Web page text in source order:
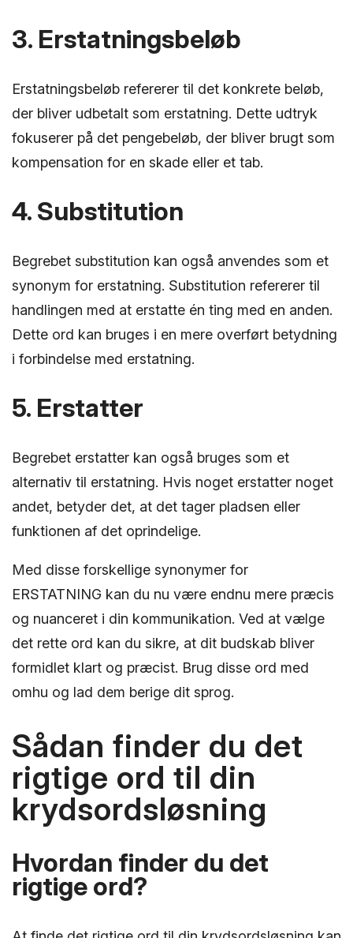
3. Erstatningsbeløb
Erstatningsbeløb refererer til det konkrete beløb,
der bliver udbetalt som erstatning. Dette udtryk
fokuserer på det pengebeløb, der bliver brugt som
kompensation for en skade eller et tab.
4. Substitution
Begrebet substitution kan også anvendes som et
synonym for erstatning. Substitution refererer til
handlingen med at erstatte én ting med en anden.
Dette ord kan bruges i en mere overført betydning
i forbindelse med erstatning.
5. Erstatter
Begrebet erstatter kan også bruges som et
alternativ til erstatning. Hvis noget erstatter noget
andet, betyder det, at det tager pladsen eller
funktionen af det oprindelige.
Med disse forskellige synonymer for
ERSTATNING kan du nu være endnu mere præcis
og nuanceret i din kommunikation. Ved at vælge
det rette ord kan du sikre, at dit budskab bliver
formidlet klart og præcist. Brug disse ord med
omhu og lad dem berige dit sprog.
Sådan finder du det
rigtige ord til din
krydsordsløsning
Hvordan finder du det
rigtige ord?